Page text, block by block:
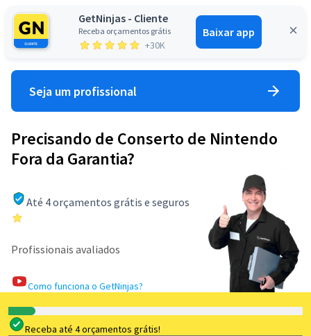
GetNinjas - Cliente
Receba orçamentos grátis
+30K
Baixar app
Entrar
Seja um profissional
Precisando de Conserto de Nintendo
Fora da Garantia?
Até 4 orçamentos grátis e seguros
Profissionais avaliados
Como funciona o GetNinjas?
Receba até 4 orçamentos grátis!